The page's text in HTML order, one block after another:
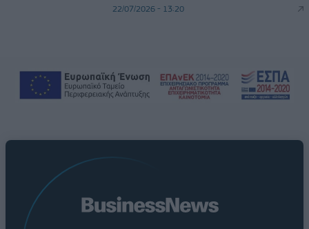
22/07/2026 - 13:20